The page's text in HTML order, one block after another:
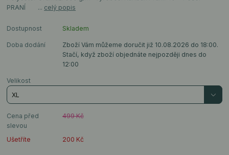
PRANÍ ... celý popis
Dostupnost Skladem
Doba dodání
Zboží Vám můžeme doručit již 10.08.2026 do 18:00.
Stačí, když zboží objednáte nejpozději dnes do
12:00
Velikost
Cena před
slevou
499 Kč
Ušetříte 200 Kč